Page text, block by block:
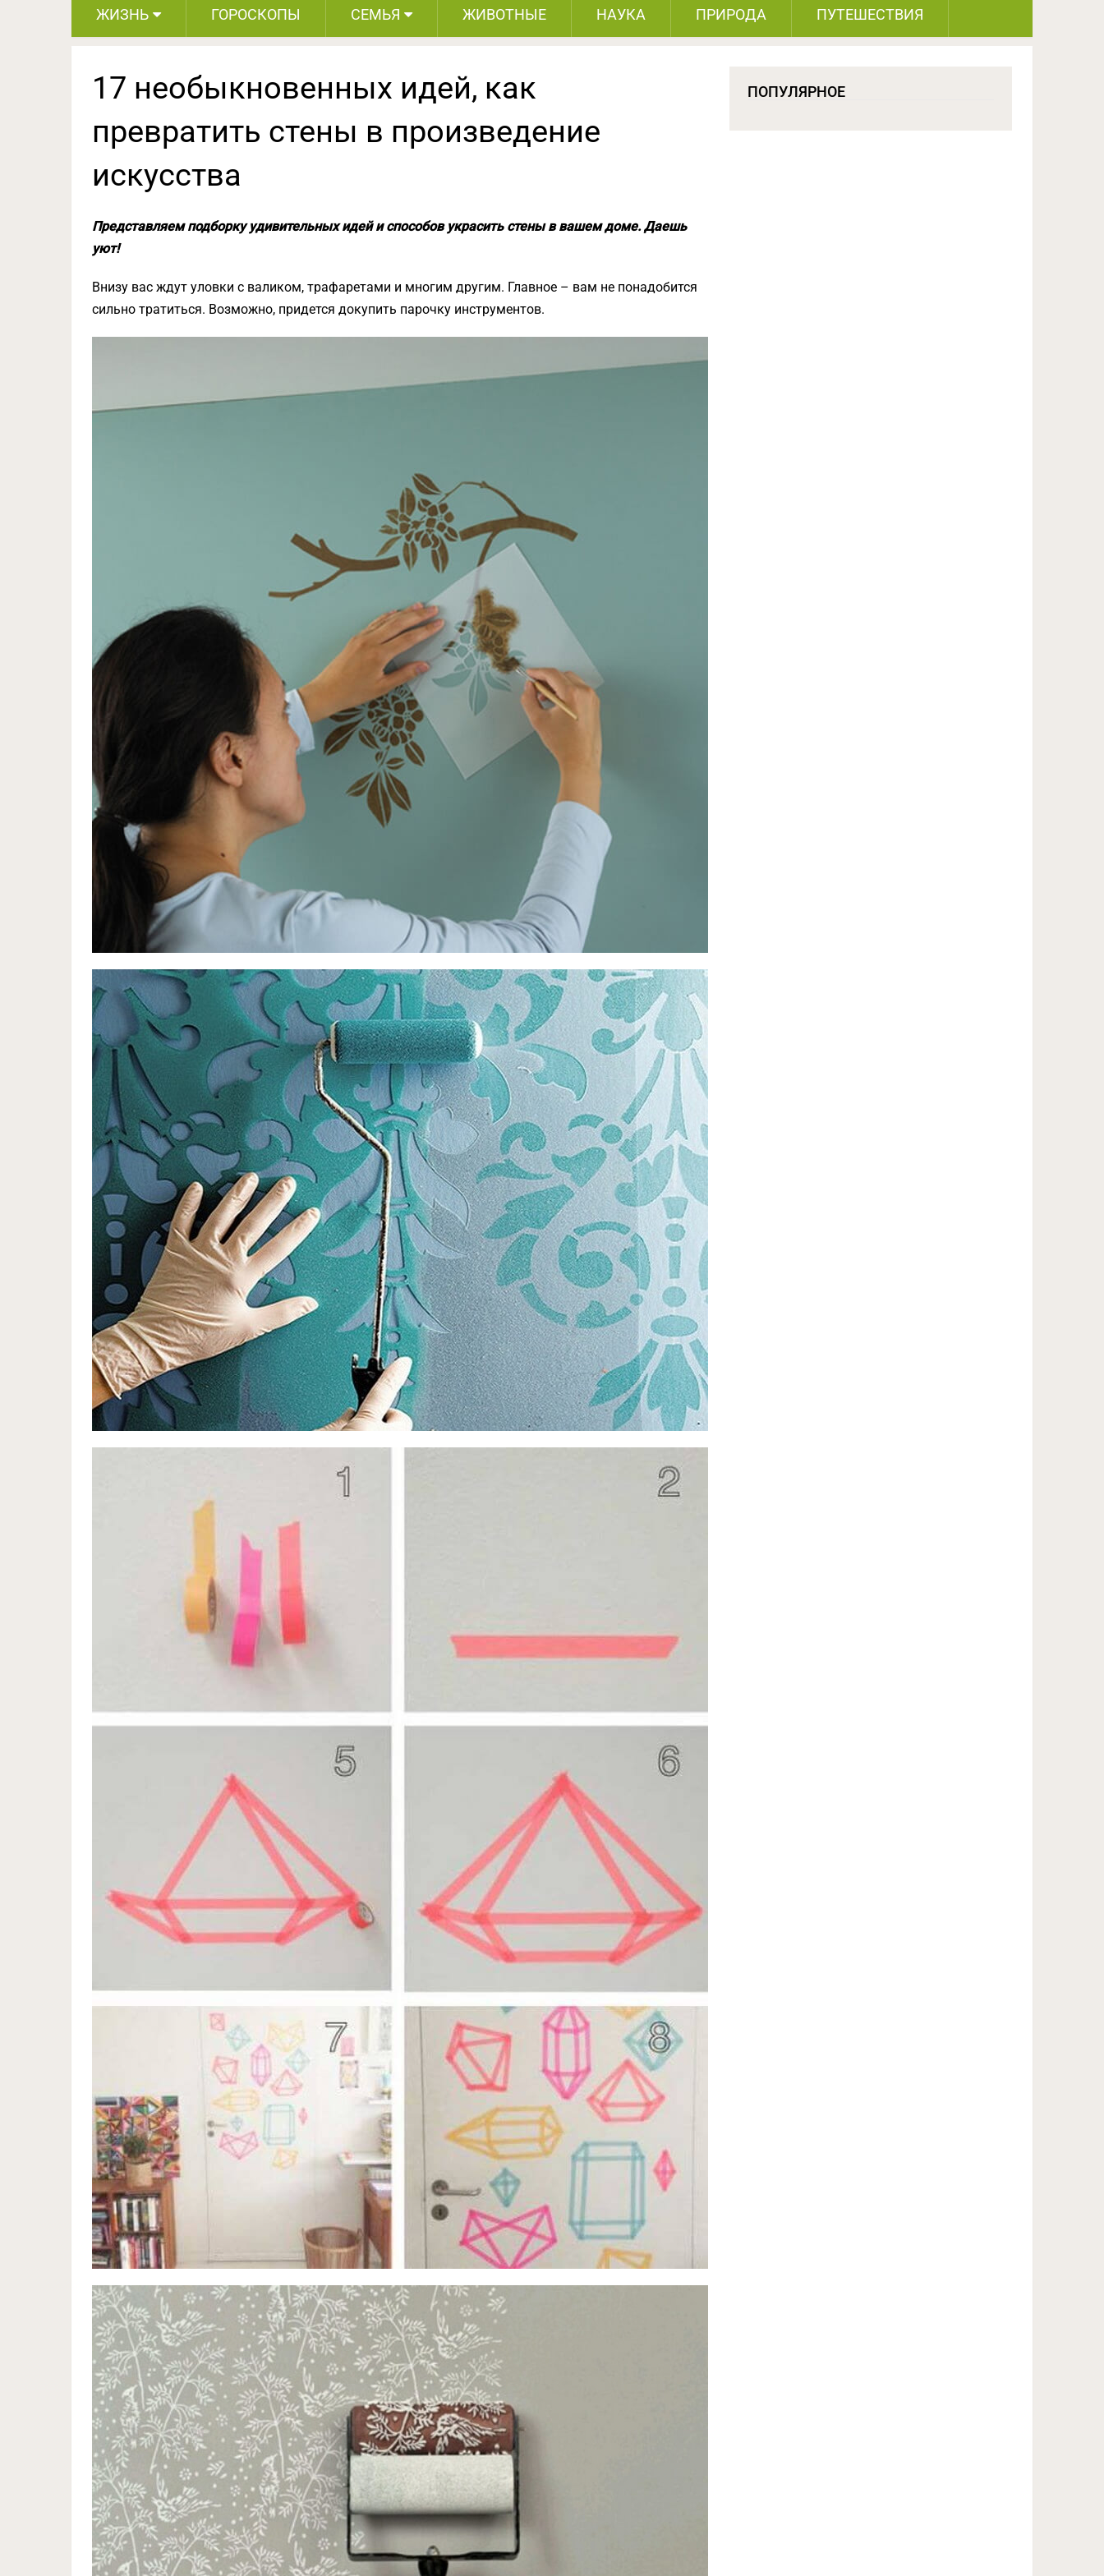
ЖИЗНЬ ГОРОСКОПЫ СЕМЬЯ ЖИВОТНЫЕ НАУКА ПРИРОДА ПУТЕШЕСТВИЯ
17 необыкновенных идей, как
превратить стены в произведение
искусства
Представляем подборку удивительных идей и способов украсить стены в вашем доме. Даешь
уют!
Внизу вас ждут уловки с валиком, трафаретами и многим другим. Главное – вам не понадобится
сильно тратиться. Возможно, придется докупить парочку инструментов.
ПОПУЛЯРНОЕ